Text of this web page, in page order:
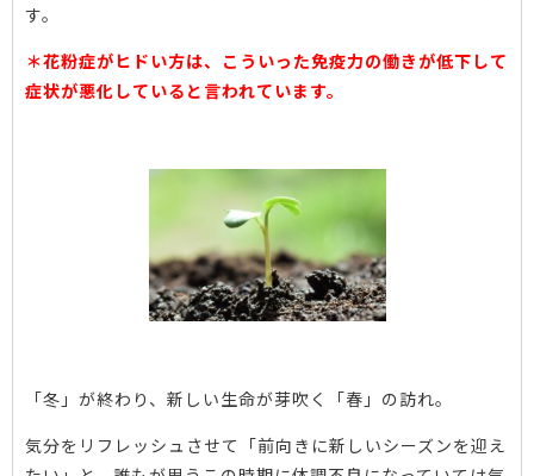
す。
＊花粉症がヒドい方は、こういった免疫力の働きが低下して
症状が悪化していると言われています。
「冬」が終わり、新しい生命が芽吹く「春」の訪れ。
気分をリフレッシュさせて「前向きに新しいシーズンを迎え